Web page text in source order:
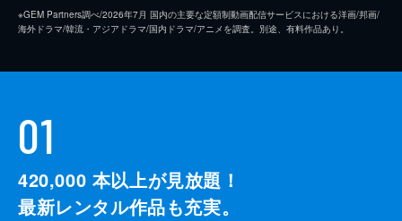
※GEM Partners調べ/2026年7⽉ 国内の主要な定額制動画配信サービスにおける洋画/邦画/
海外ドラマ/韓流・アジアドラマ/国内ドラマ/アニメを調査。別途、有料作品あり。
01
420,000 本以上が見放題！
最新レンタル作品も充実。